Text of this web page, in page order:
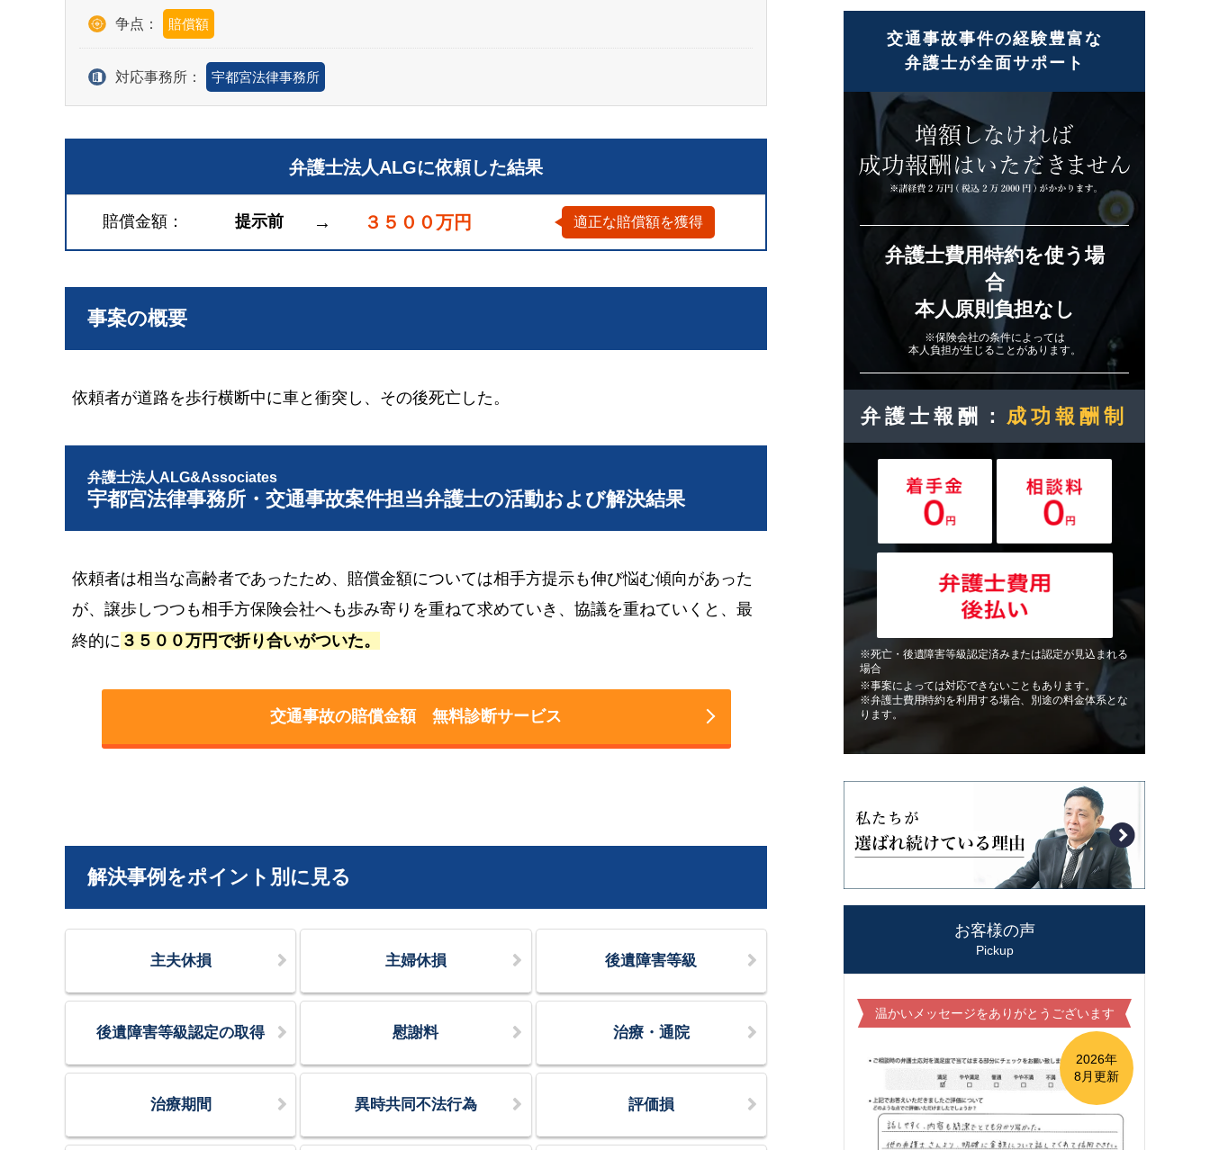
争点： 賠償額
対応事務所： 宇都宮法律事務所
弁護士法人ALGに依頼した結果
賠償金額 提示前 → ３５００万円 適正な賠償額を獲得
事案の概要
依頼者が道路を歩行横断中に車と衝突し、その後死亡した。
弁護士法人ALG&Associates
宇都宮法律事務所・交通事故案件担当弁護士の活動および解決結果
依頼者は相当な高齢者であったため、賠償金額については相手方提示も伸び悩む傾向があった
が、譲歩しつつも相手方保険会社へも歩み寄りを重ねて求めていき、協議を重ねていくと、最
終的に ３５００万円で折り合いがついた。
交通事故の賠償金額 無料診断サービス
解決事例をポイント別に見る
主夫休損 主婦休損 後遺障害等級
後遺障害等級認定の取得 慰謝料 治療・通院
治療期間 異時共同不法行為 評価損
交通事故事件の経験豊富な
弁護士が全面サポート
弁護士費用特約を使う場
合
本人原則負担なし
※保険会社の条件によっては
本人負担が生じることがあります。
弁護士報酬： 成功報酬制
※死亡・後遺障害等級認定済みまたは認定が見込まれる
場合
※事案によっては対応できないこともあります。
※弁護士費用特約を利用する場合、別途の料金体系とな
ります。
お客様の声
Pickup
温かいメッセージをありがとうございます
2026年
8月更新